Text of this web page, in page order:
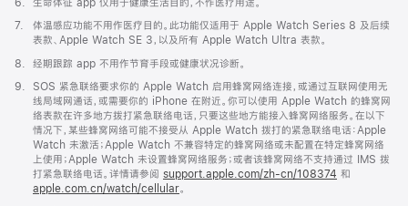
脚
6. 生命体征 app 仅用于健康生活目的，不作医疗用途。
脚7.
体温感应功能不用作医疗目的。此功能仅适用于 Apple Watch Series 8 及后续
表款、Apple Watch SE 3，以及所有 Apple Watch Ultra 表款。
脚
8. 经期跟踪 app 不用作节育手段或健康状况诊断。
脚
9.
SOS 紧急联络要求你的 Apple Watch 启用蜂窝网络连接，或通过互联网使用无
线局域网通话，或需要你的 iPhone 在附近。你可以使用 Apple Watch 的蜂窝网
络表款在许多地方拨打紧急联络电话，只要这些地方能接入蜂窝网络服务。在以下
情况下，某些蜂窝网络可能不接受从 Apple Watch 拨打的紧急联络电话：Apple
Watch 未激活；Apple Watch 不兼容特定的蜂窝网络或未配置在特定蜂窝网络
上使用；Apple Watch 未设置蜂窝网络服务；或者该蜂窝网络不支持通过 IMS 拨
打紧急联络电话。详情请参阅 support.apple.com/zh-cn/108374 (在
和
apple.com.cn/watch/cellular。